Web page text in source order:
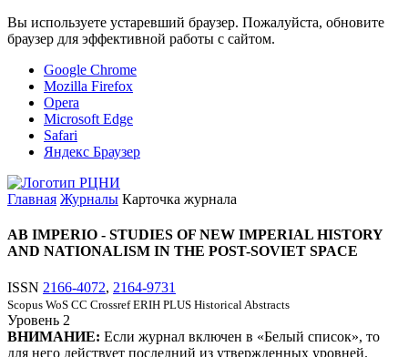
Вы используете устаревший браузер. Пожалуйста, обновите
браузер для эффективной работы с сайтом.
Google Chrome
Mozilla Firefox
Opera
Microsoft Edge
Safari
Яндекс Браузер
Главная Журналы Карточка журнала
AB IMPERIO - STUDIES OF NEW IMPERIAL HISTORY
AND NATIONALISM IN THE POST-SOVIET SPACE
ISSN 2166-4072, 2164-9731
Scopus WoS CC Crossref ERIH PLUS Historical Abstracts
Уровень 2
ВНИМАНИЕ: Если журнал включен в «Белый список», то
для него действует последний из утвержденных уровней.